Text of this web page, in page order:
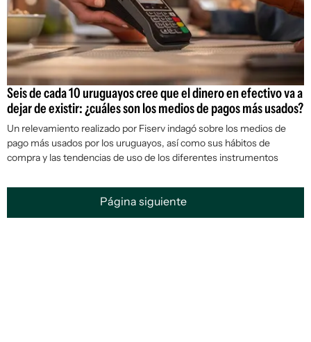
Seis de cada 10 uruguayos cree que el dinero en efectivo va a
dejar de existir: ¿cuáles son los medios de pagos más usados?
Un relevamiento realizado por Fiserv indagó sobre los medios de
pago más usados por los uruguayos, así como sus hábitos de
compra y las tendencias de uso de los diferentes instrumentos
Página siguiente